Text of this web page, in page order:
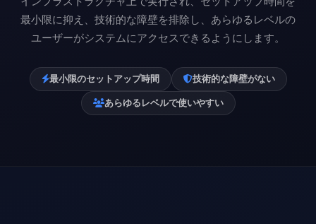
最小限に抑え、技術的な障壁を排除し、あらゆるレベルの
ユーザーがシステムにアクセスできるようにします。
最小限のセットアップ時間 技術的な障壁がない
あらゆるレベルで使いやすい